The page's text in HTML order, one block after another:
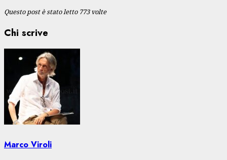
Questo post è stato letto 773 volte
Chi scrive
Marco Viroli